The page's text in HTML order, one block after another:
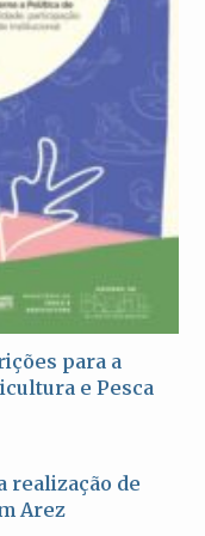
para a
e Pesca
realização de
Arez